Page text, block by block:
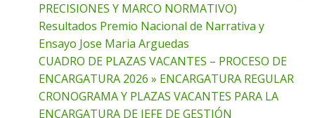
PRECISIONES Y MARCO NORMATIVO)
Resultados Premio Nacional de Narrativa y
Ensayo Jose Maria Arguedas
CUADRO DE PLAZAS VACANTES – PROCESO DE
ENCARGATURA 2026 » ENCARGATURA REGULAR
CRONOGRAMA Y PLAZAS VACANTES PARA LA
ENCARGATURA DE JEFE DE GESTIÓN